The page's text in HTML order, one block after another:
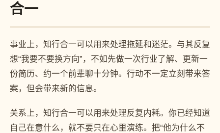
合一
事业上，知行合一可以用来处理拖延和迷茫。与其反复
想“我要不要换方向”，不如先做一次行业了解、更新一
份简历、约一个前辈聊十分钟。行动不一定立刻带来答
案，但会带来新的信息。
关系上，知行合一可以用来处理反复内耗。你已经知道
自己在意什么，就不要只在心里演练。把“他为什么不